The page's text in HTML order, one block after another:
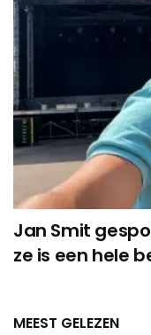
Jan Smit
ze is een hele
MEEST GELEZEN